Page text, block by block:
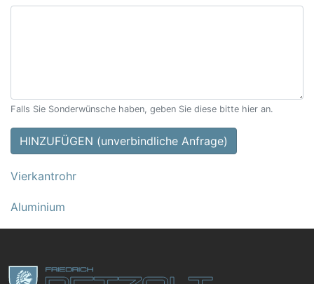
Falls Sie Sonderwünsche haben, geben Sie diese bitte hier an.
HINZUFÜGEN (unverbindliche Anfrage)
Vierkantrohr
Aluminium